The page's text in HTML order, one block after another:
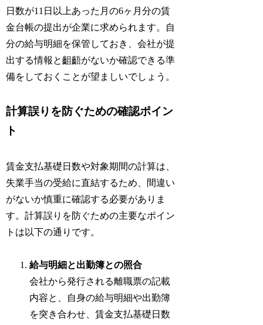
日数が11日以上あった月の6ヶ月分の賃
金台帳の提出が企業に求められます。自
分の給与明細を保管しておき、会社が提
出する情報と齟齬がないか確認できる準
備をしておくことが望ましいでしょう。
計算誤りを防ぐための確認ポイン
ト
賃金支払基礎日数や対象期間の計算は、
失業手当の受給に直結するため、間違い
がないか慎重に確認する必要がありま
す。計算誤りを防ぐための主要なポイン
トは以下の通りです。
給与明細と出勤簿との照合
会社から発行される離職票の記載
内容と、自身の給与明細や出勤簿
を突き合わせ、賃金支払基礎日数